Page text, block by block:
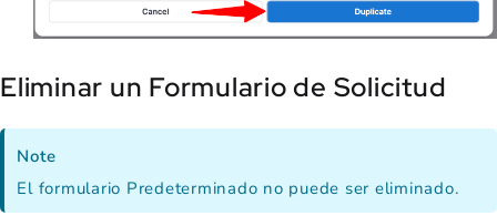
Eliminar un Formulario de Solicitud
Note
El formulario Predeterminado no puede ser eliminado.